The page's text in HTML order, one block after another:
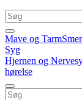
Mave og Tarm
Syg
Hjernen og
hørelse